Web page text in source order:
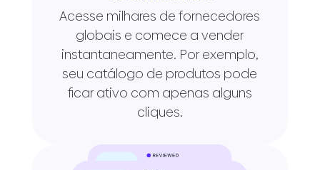
Acesse milhares de fornecedores
globais e comece a vender
instantaneamente. Por exemplo,
seu catálogo de produtos pode
ficar ativo com apenas alguns
cliques.